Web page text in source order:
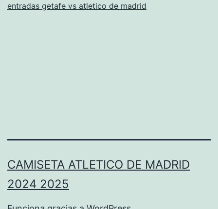
entradas getafe vs atletico de madrid
CAMISETA ATLETICO DE MADRID
2024 2025